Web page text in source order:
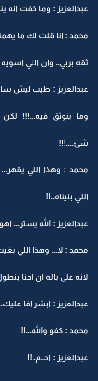
عبدالعزيز : وما خفت انه
محمد : انا قلت لك ما
ثقه بربي.. وان اللي
عبدالعزيز : طيب ليش
وما ينوثق فيه...!!!
شئ....!!!
محمد : وهذا اللي
اللي بنيناه..!!
عبدالعزيز : الله يستر...
محمد : لا... وهذا اللي
لانه على باله ان احنا
عبدالعزيز : ابشر افا
محمد : كفو والله...!!
عبدالعزيز : احــم..!!